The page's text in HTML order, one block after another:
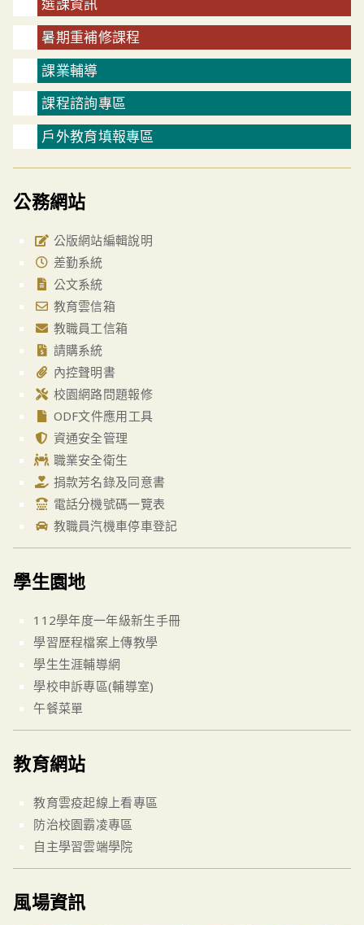
選課資訊
暑期重補修課程
課業輔導
課程諮詢專區
戶外教育填報專區
公務網站
公版網站編輯說明
差勤系統
公文系統
教育雲信箱
教職員工信箱
請購系統
內控聲明書
校園網路問題報修
ODF文件應用工具
資通安全管理
職業安全衛生
捐款芳名錄及同意書
電話分機號碼一覽表
教職員汽機車停車登記
學生園地
112學年度一年級新生手冊
學習歷程檔案上傳教學
學生生涯輔導網
學校申訴專區(輔導室)
午餐菜單
教育網站
教育雲疫起線上看專區
防治校園霸凌專區
自主學習雲端學院
風場資訊